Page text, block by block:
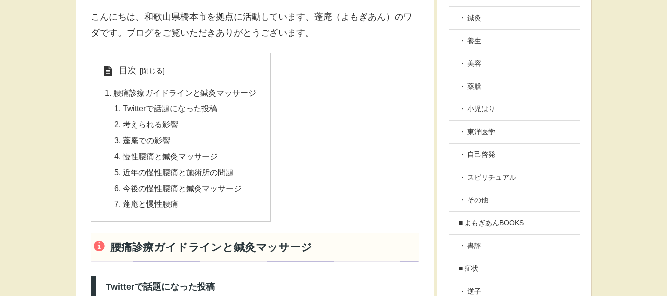
こんにちは、和歌山県橋本市を拠点に活動しています、蓬庵（よもぎあん）のワ
ダです。ブログをご覧いただきありがとうございます。
目次
腰痛診療ガイドラインと鍼灸マッサージ
Twitterで話題になった投稿
考えられる影響
蓬庵での影響
慢性腰痛と鍼灸マッサージ
近年の慢性腰痛と施術所の問題
今後の慢性腰痛と鍼灸マッサージ
蓬庵と慢性腰痛
腰痛診療ガイドラインと鍼灸マッサージ
Twitterで話題になった投稿
・ 鍼灸
・ 養生
・ 美容
・ 薬膳
・ 小児はり
・ 東洋医学
・ 自己啓発
・ スピリチュアル
・ その他
■ よもぎあんBOOKS
・ 書評
■ 症状
・ 逆子